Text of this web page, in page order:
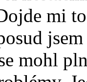
mi
mohl